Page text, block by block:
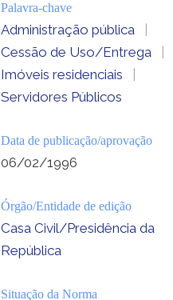
Palavra-chave
Administração pública
Cessão de Uso/Entrega
Imóveis residenciais
Servidores Públicos
Data de publicação/aprovação
06/02/1996
Órgão/Entidade de edição
Casa Civil/Presidência da
República
Situação da Norma